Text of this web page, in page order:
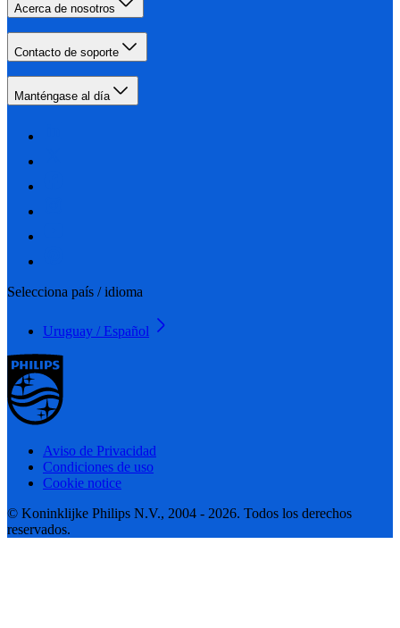
Acerca de nosotros
Contacto de soporte
Manténgase al día
Selecciona país / idioma
Uruguay / Español
Aviso de Privacidad
Condiciones de uso
Cookie notice
© Koninklijke Philips N.V., 2004 - 2026. Todos los derechos
reservados.